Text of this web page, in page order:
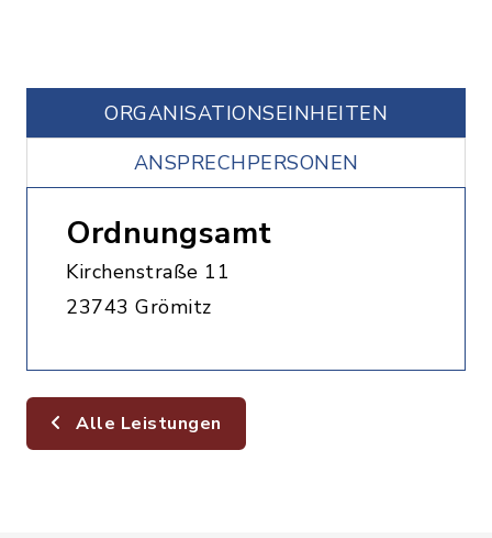
ORGANISATIONS­EINHEITEN
ANSPRECHPERSONEN
Ordnungsamt
Kirchenstraße 11
23743 Grömitz
Alle Leistungen